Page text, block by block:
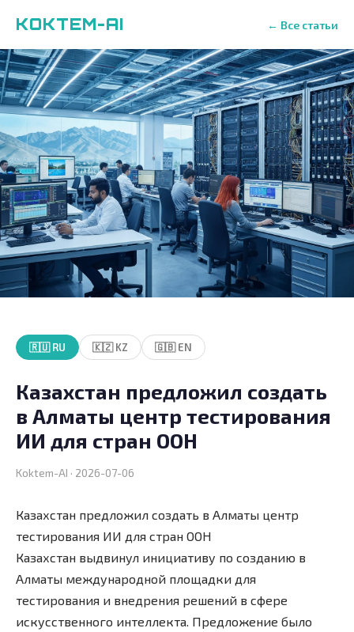
KOKTEM-AI ← Все статьи
🇷🇺 RU 🇰🇿 KZ 🇬🇧 EN
Казахстан предложил создать
в Алматы центр тестирования
ИИ для стран ООН
Koktem-AI · 2026-07-06
Казахстан предложил создать в Алматы центр
тестирования ИИ для стран ООН
Казахстан выдвинул инициативу по созданию в
Алматы международной площадки для
тестирования и внедрения решений в сфере
искусственного интеллекта. Предложение было